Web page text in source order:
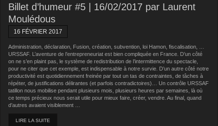
Billet d’humeur #5 | 16/02/2017 par Laurent
Moulédous
16 FÉVRIER 2017
Administration, déclaration, Fusion, création, subvention, loi Hamon, fiscalisation, …
URSSAF. L’aventure de l’entrepreneuriat est bien compliquée en France. D’un côté
on ne s’en plaint pas, le système de redistribution de l’intermittence du spectacle,
pour ne citer que cet exemple, est indispensable à notre survie. D’un autre côté notre
productivité est quotidiennement freinée par tout un tas de contraintes, de tâches à
répéter, de justifications délirantes (et parfois contradictoires)… Un contrôle URSSAF
tatillon nous mobilise pendant plusieurs mois, plusieurs heures par semaines, là où
ce temps précieux nous serait utile pour mieux faire, créer, vendre. Au final, quand
d’autres avaient visiblement …
LIRE LA SUITE